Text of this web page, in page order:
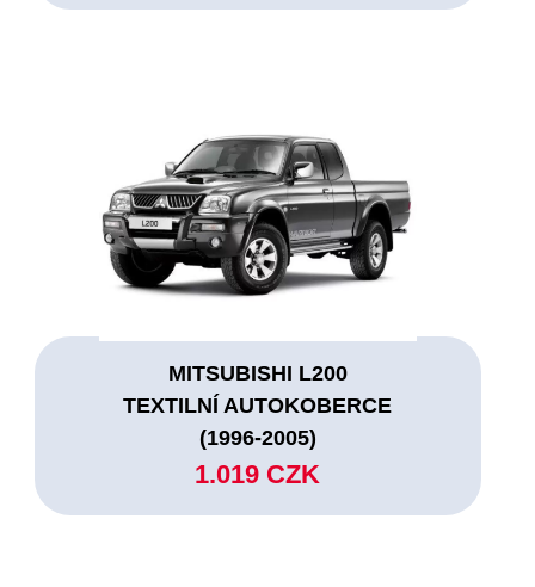
MITSUBISHI L200
TEXTILNÍ AUTOKOBERCE
(1996-2005)
1.019 CZK